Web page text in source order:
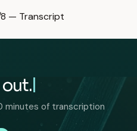
8 — Transcript
minutes of transcription